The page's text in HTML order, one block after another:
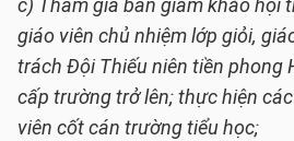
c) Tham gia ban giám khảo hội
giáo viên chủ nhiệm lớp giỏi,
trách Đội Thiếu niên tiền phong
cấp trường trở lên; thực hiện
viên cốt cán trường tiểu học;